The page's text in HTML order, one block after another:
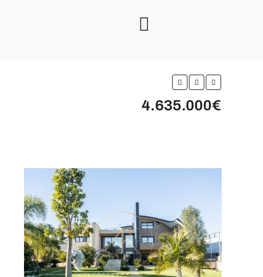
4.635.000€